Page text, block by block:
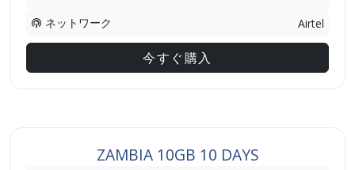
ネットワーク Airtel
今すぐ購入
ZAMBIA 10GB 10 DAYS